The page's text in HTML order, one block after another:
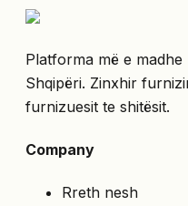
Platforma më e
Shqipëri. Zinxhir
furnizuesit te shitësit.
Company
Rreth nesh